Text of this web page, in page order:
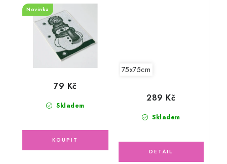
Novinka
Skladem
79 Kč
75x75cm
Skladem
289 Kč